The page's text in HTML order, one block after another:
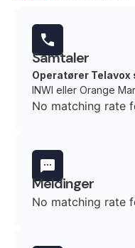
Samtaler
Operatører
INWI eller Orange
No matching rate
Meldinger
No matching rate